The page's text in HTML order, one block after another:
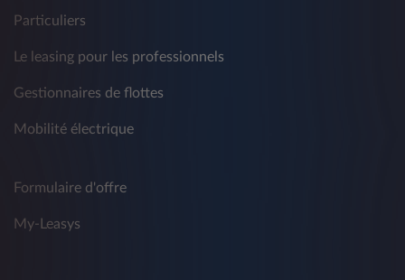
Particuliers
Le leasing pour les professionnels
Gestionnaires de flottes
Mobilité électrique
Formulaire d'offre
My-Leasys